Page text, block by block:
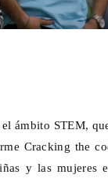
ámbito STEM,
Cracking the
y las mujeres